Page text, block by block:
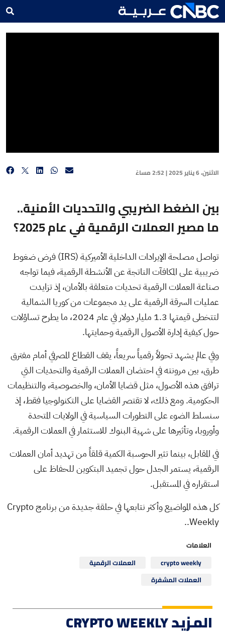
الاثنين، 6 يناير 2025 | 2:52 مساءً
بين الضغط الضريبي والتحديات الأمنية..
ما مصير العملات الرقمية في عام 2025؟
تواصل مصلحة الإيرادات الداخلية الأميركية (IRS) فرض ضغوط
ضريبية على المكافآت الناتجة عن الأنشطة الرقمية، فيما تواجه
صناعة العملات الرقمية تحديات متعلقة بالأمان، إذ تزايدت
عمليات السرقة الرقمية على يد مجموعات من كوريا الشمالية
لتتخطى قيمتها 1.3 مليار دولار في عام 2024، ما يطرح تساؤلات
حول كيفية إدارة الأصول الرقمية وحمايتها.
وفي عالم يشهد تحولاً رقمياً سريعاً، يقف القطاع المصرفي أمام مفترق
طرق، بين مرونته في احتضان العملات الرقمية والتحديات التي
ترافق هذه الأصول، مثل قضايا الأمان، والخصوصية، والتنظيمات
الحكومية. ومع ذلك، لا تقتصر القضايا على التكنولوجيا فقط، إذ
سنسلط الضوء على التطورات السياسية في الولايات المتحدة
وأوروبا، وتأثيرها على شهية البنوك للاستثمار في العملات الرقمية.
في المقابل، بينما تثير الحوسبة الكمية قلقاً من تهديد أمان العملات
الرقمية، يستمر الجدل حول تجميد البتكوين للحفاظ على
استقراره في المستقبل.
كل هذه المواضيع وأكثر نتابعها في حلقة جديدة من برنامج Crypto
Weekly..
العلامات
crypto weekly
العملات الرقمية
العملات المشفرة
المزيد CRYPTO WEEKLY